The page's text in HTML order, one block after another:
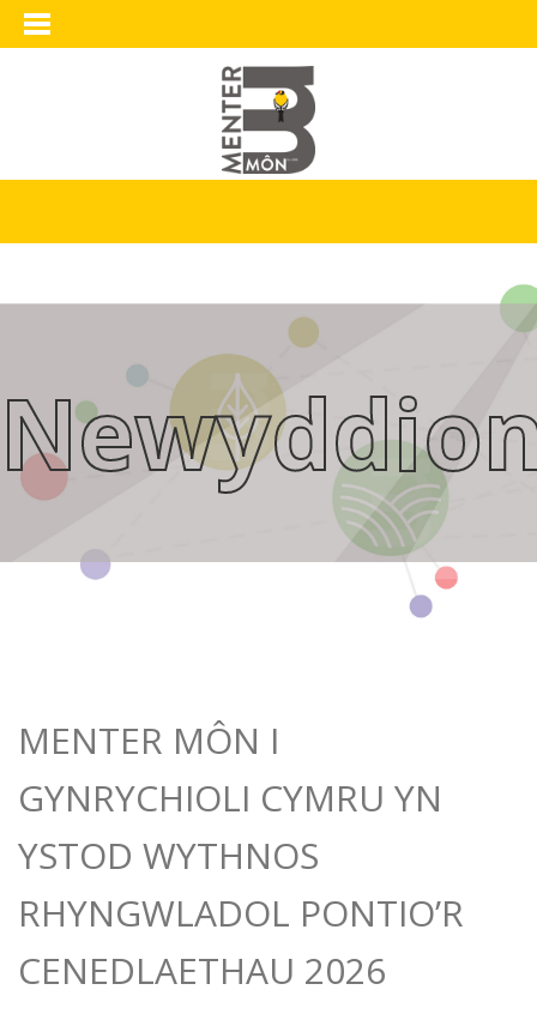
MENTER MÔN I
GYNRYCHIOLI CYMRU YN
YSTOD WYTHNOS
RHYNGWLADOL PONTIO’R
CENEDLAETHAU 2026